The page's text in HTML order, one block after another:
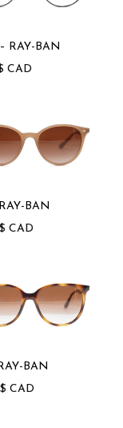
RAY-BAN
CAD
BAN
$ CAD
BAN
$ CAD